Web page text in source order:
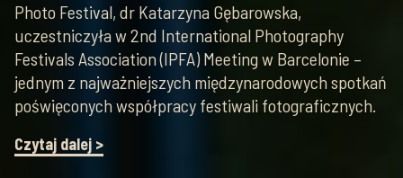
Photo Festival, dr Katarzyna Gębarowska,
uczestniczyła w 2nd International Photography
Festivals Association (IPFA) Meeting w Barcelonie –
jednym z najważniejszych międzynarodowych spotkań
poświęconych współpracy festiwali fotograficznych.
Czytaj dalej >